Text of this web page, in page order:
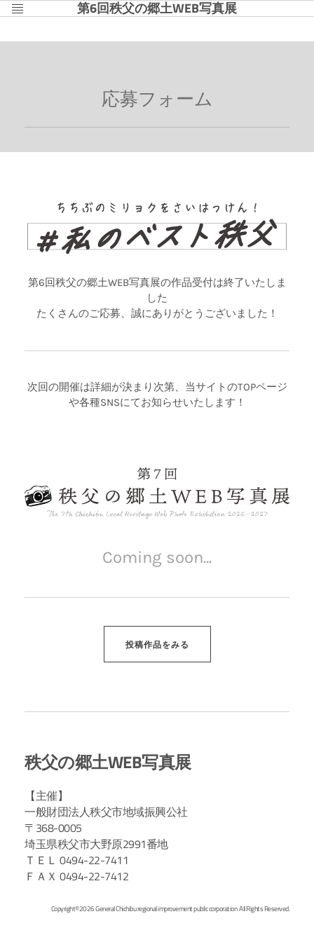
Menu 第6回秩父の郷土WEB写真展
応募フォーム
第6回秩父の郷土WEB写真展の作品受付は終了いたしま
した
たくさんのご応募、誠にありがとうございました！
次回の開催は詳細が決まり次第、当サイトのTOPページ
や各種SNSにてお知らせいたします！
Coming soon...
投稿作品をみる
秩父の郷土WEB写真展
【主催】
一般財団法人秩父市地域振興公社
〒368-0005
埼玉県秩父市大野原2991番地
ＴＥＬ 0494-22-7411
ＦＡＸ 0494-22-7412
Copyright©2026 General Chichibu regional improvement public corporation All Rights Reserved.